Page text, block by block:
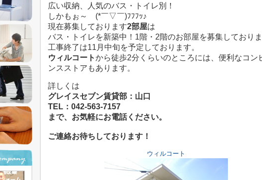
広い収納、人気のバス・トイレ別！
しかもぉ～ (*￣▽￣)ﾌﾌﾌｯ♪
現在募集しております2部屋は
バス・トイレを新築中！1階・2階のお部屋を募集しておりま
工事終了は11月中旬を予定しております。
ウィルコートから徒歩2分くらいのところには、便利なコン
ンスストアもあります。
詳しくは
グレイスセブン賃貸部：山口
TEL：042-563-7157
まで、お気軽にお電話ください。
ご連絡お待ちしております！
ウィルコート